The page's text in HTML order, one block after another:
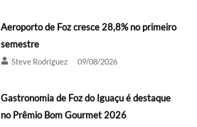
Aeroporto de Foz cresce 28,8% no primeiro
semestre
Steve Rodríguez 09/08/2026
Gastronomia de Foz do Iguaçu é destaque
no Prêmio Bom Gourmet 2026